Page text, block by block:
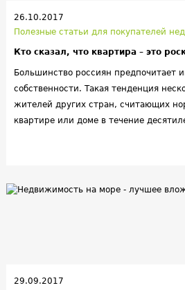
26.10.2017
Полезные статьи для покупателей
Кто сказал, что квартира – это
Большинство россиян предпочитает
собственности. Такая тенденция
жителей других стран, считающих
квартире или доме в течение
требуемую сумму и сразу купить
29.09.2017